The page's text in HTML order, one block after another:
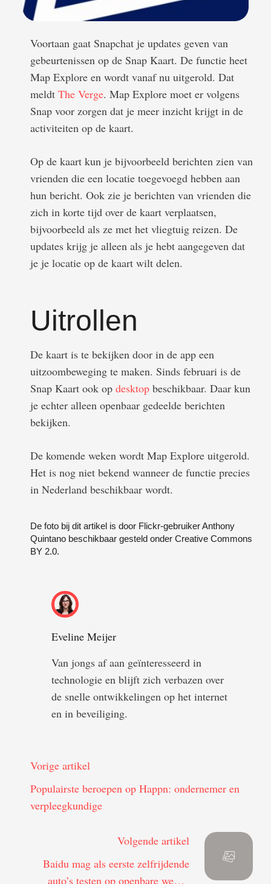
Voortaan gaat Snapchat je updates geven van
gebeurtenissen op de Snap Kaart. De functie heet
Map Explore en wordt vanaf nu uitgerold. Dat
meldt The Verge. Map Explore moet er volgens
Snap voor zorgen dat je meer inzicht krijgt in de
activiteiten op de kaart.
Op de kaart kun je bijvoorbeeld berichten zien van
vrienden die een locatie toegevoegd hebben aan
hun bericht. Ook zie je berichten van vrienden die
zich in korte tijd over de kaart verplaatsen,
bijvoorbeeld als ze met het vliegtuig reizen. De
updates krijg je alleen als je hebt aangegeven dat
je je locatie op de kaart wilt delen.
Uitrollen
De kaart is te bekijken door in de app een
uitzoombeweging te maken. Sinds februari is de
Snap Kaart ook op desktop beschikbaar. Daar kun
je echter alleen openbaar gedeelde berichten
bekijken.
De komende weken wordt Map Explore uitgerold.
Het is nog niet bekend wanneer de functie precies
in Nederland beschikbaar wordt.
De foto bij dit artikel is door Flickr-gebruiker Anthony
Quintano beschikbaar gesteld onder Creative Commons
BY 2.0.
Eveline Meijer
Van jongs af aan geïnteresseerd in
technologie en blijft zich verbazen over
de snelle ontwikkelingen op het internet
en in beveiliging.
Vorige artikel
Populairste beroepen op Happn: ondernemer en
verpleegkundige
Volgende artikel
Baidu mag als eerste zelfrijdende
auto’s testen op openbare wegen